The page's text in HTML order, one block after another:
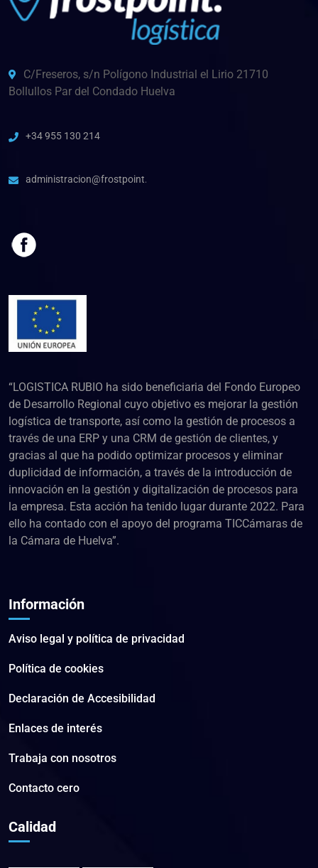
C/Freseros, s/n Polígono Industrial el Lirio 21710
Bollullos Par del Condado Huelva
+34 955 130 214
administracion@frostpoint.es
“LOGISTICA RUBIO ha sido beneficiaria del Fondo Europeo
de Desarrollo Regional cuyo objetivo es mejorar la gestión
logística de transporte, así como la gestión de procesos a
través de una ERP y una CRM de gestión de clientes, y
gracias al que ha podido optimizar procesos y eliminar
duplicidad de información, a través de la introducción de
innovación en la gestión y digitalización de procesos para
la empresa. Esta acción ha tenido lugar durante 2022. Para
ello ha contado con el apoyo del programa TICCámaras de
la Cámara de Huelva”.
Información
Aviso legal y política de privacidad
Política de cookies
Declaración de Accesibilidad
Enlaces de interés
Trabaja con nosotros
Contacto cero
Calidad